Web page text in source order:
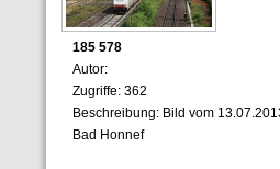
185 578
Autor:
Zugriffe: 362
Beschreibung: Bild vom
Bad Honnef